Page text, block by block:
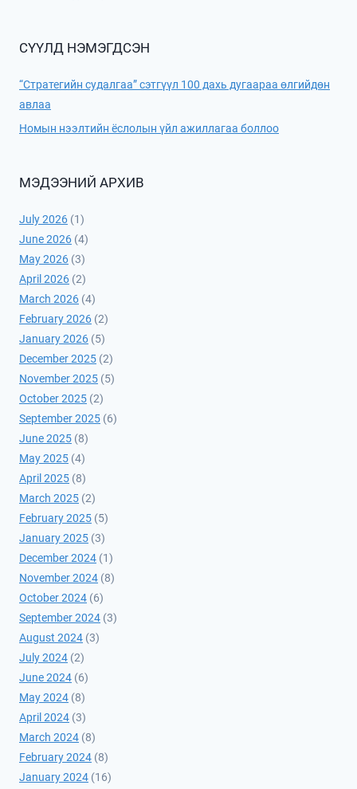
СҮҮЛД НЭМЭГДСЭН
“Стратегийн судалгаа” сэтгүүл 100 дахь дугаараа өлгийдөн
авлаа
Номын нээлтийн ёслолын үйл ажиллагаа боллоо
МЭДЭЭНИЙ АРХИВ
July 2026 (1)
June 2026 (4)
May 2026 (3)
April 2026 (2)
March 2026 (4)
February 2026 (2)
January 2026 (5)
December 2025 (2)
November 2025 (5)
October 2025 (2)
September 2025 (6)
June 2025 (8)
May 2025 (4)
April 2025 (8)
March 2025 (2)
February 2025 (5)
January 2025 (3)
December 2024 (1)
November 2024 (8)
October 2024 (6)
September 2024 (3)
August 2024 (3)
July 2024 (2)
June 2024 (6)
May 2024 (8)
April 2024 (3)
March 2024 (8)
February 2024 (8)
January 2024 (16)